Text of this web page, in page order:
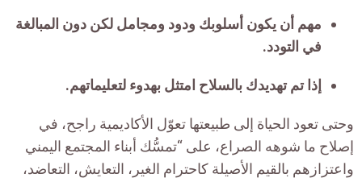
مهم أن يكون أسلوبك ودود ومجامل لكن دون المبالغة
في التودد.
إذا تم تهديدك بالسلاح امتثل بهدوء لتعليماتهم.
وحتى تعود الحياة إلى طبيعتها تعوّل الأكاديمية راجح، في
إصلاح ما شوهه الصراع، على “تمسُّك أبناء المجتمع اليمني
واعتزازهم بالقيم الأصيلة كاحترام الغير، التعايش، التعاضد،